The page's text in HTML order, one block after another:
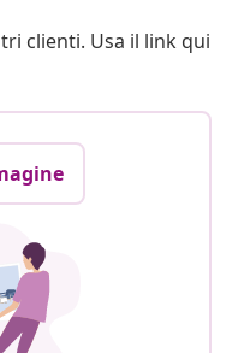
clienti. Usa il link qui